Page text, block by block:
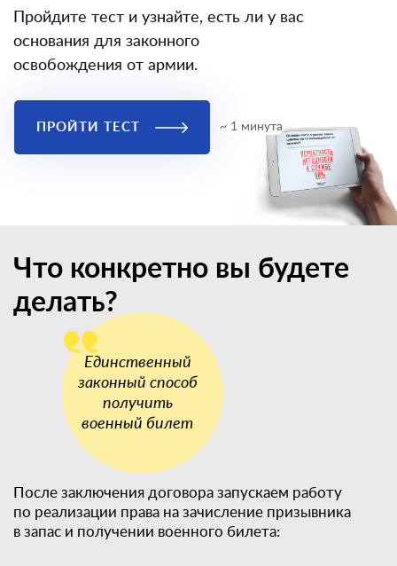
Пройдите тест и узнайте, есть ли у вас
основания для законного
освобождения от армии.
ПРОЙТИ ТЕСТ ~ 1 минута
Что конкретно вы будете
делать?
После заключения договора запускаем работу
по реализации права на зачисление призывника
в запас и получении военного билета: